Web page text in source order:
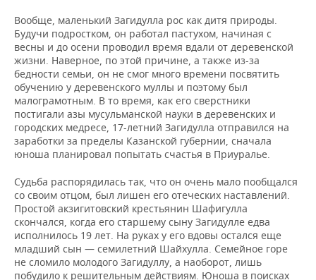
Вообще, маленький Загидулла рос как дитя природы.
Будучи подростком, он работал пастухом, начиная с
весны и до осени проводил время вдали от деревенской
жизни. Наверное, по этой причине, а также из-за
бедности семьи, он не смог много времени посвятить
обучению у деревенского муллы и поэтому был
малограмотным. В то время, как его сверстники
постигали азы мусульманской науки в деревенских и
городских медресе, 17-летний Загидулла отправился на
заработки за пределы Казанской губернии, сначала
юноша планировал попытать счастья в Приуралье.
Судьба распорядилась так, что он очень мало пообщался
со своим отцом, был лишен его отеческих наставлений.
Простой акзигитовский крестьянин Шафигулла
скончался, когда его старшему сыну Загидулле едва
исполнилось 19 лет. На руках у его вдовы остался еще
младший сын — семилетний Шайхулла. Семейное горе
не сломило молодого Загидуллу, а наоборот, лишь
побудило к решительным действиям. Юноша в поисках